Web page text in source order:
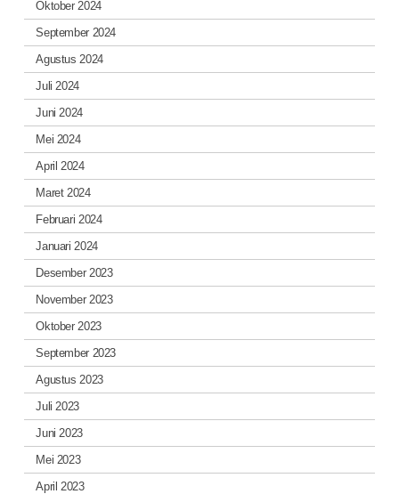
Oktober 2024
September 2024
Agustus 2024
Juli 2024
Juni 2024
Mei 2024
April 2024
Maret 2024
Februari 2024
Januari 2024
Desember 2023
November 2023
Oktober 2023
September 2023
Agustus 2023
Juli 2023
Juni 2023
Mei 2023
April 2023